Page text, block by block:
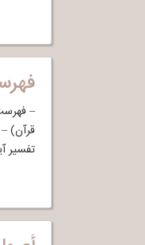
–
قرآن)
تفسیر